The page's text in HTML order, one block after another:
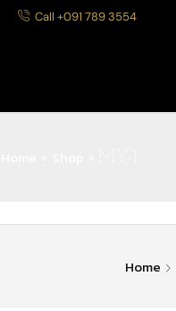
Call +091 789 3554
Home